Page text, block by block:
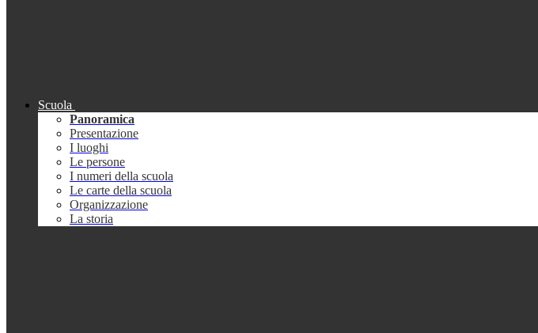
Scuola
Panoramica
Presentazione
I luoghi
Le persone
I numeri della scuola
Le carte della scuola
Organizzazione
La storia